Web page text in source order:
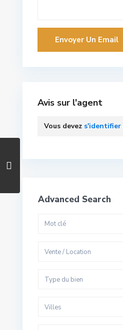
Avis sur l'agent
Vous devez s'identifier
Advanced Search
Vente / Location
Type du bien
Villes